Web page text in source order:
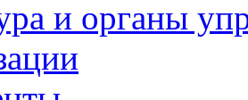
и органы